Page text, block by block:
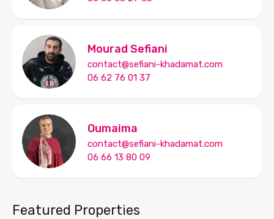
Mourad Sefiani
contact@sefiani-khadamat.com
06 62 76 01 37
Oumaima
contact@sefiani-khadamat.com
06 66 13 80 09
Featured Properties